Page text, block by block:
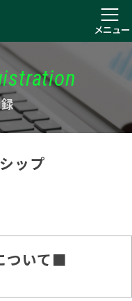
メニュー
ップ
ついて■